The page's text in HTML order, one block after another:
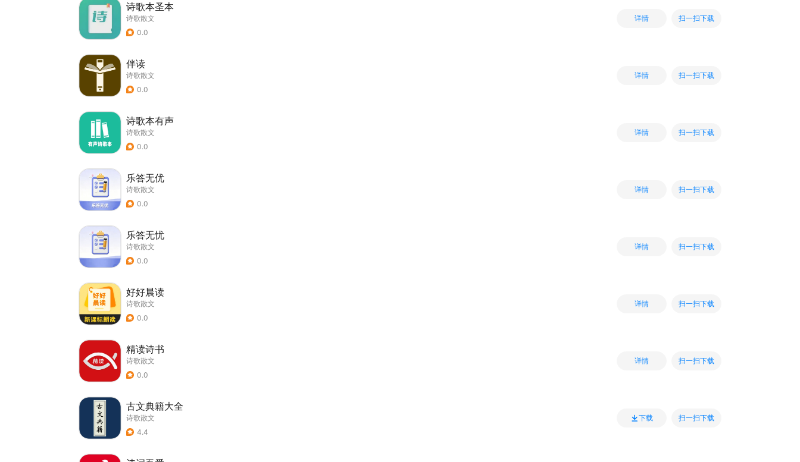
诗歌本圣本
诗歌散文
0.0
详情 扫一扫下载
伴读
诗歌散文
0.0
详情 扫一扫下载
诗歌本有声
诗歌散文
0.0
详情 扫一扫下载
乐答无优
诗歌散文
0.0
详情 扫一扫下载
乐答无忧
诗歌散文
0.0
详情 扫一扫下载
好好晨读
诗歌散文
0.0
详情 扫一扫下载
精读诗书
诗歌散文
0.0
详情 扫一扫下载
古文典籍大全
诗歌散文
4.4
下载 扫一扫下载